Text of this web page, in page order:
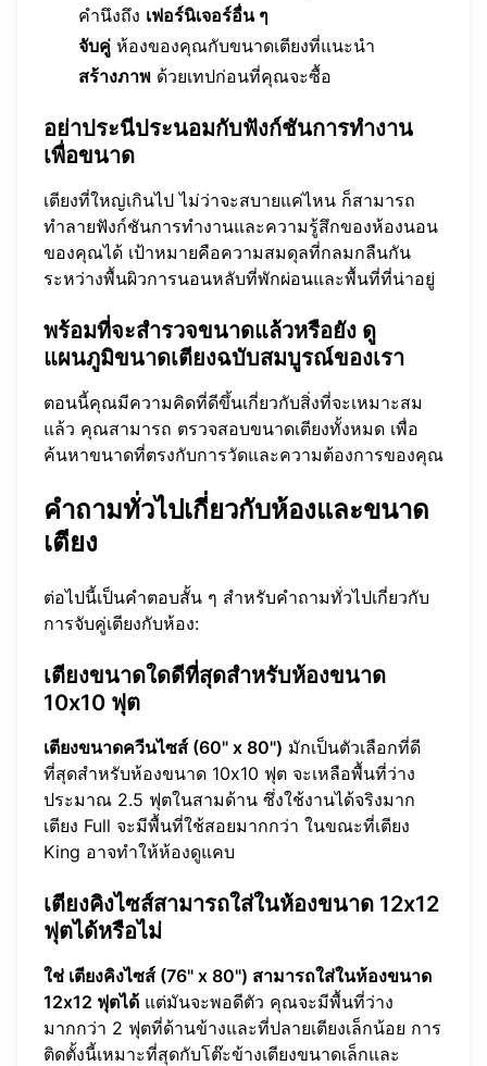
คำนึงถึง เฟอร์นิเจอร์อื่น ๆ
จับคู่ ห้องของคุณกับขนาดเตียงที่แนะนำ
สร้างภาพ ด้วยเทปก่อนที่คุณจะซื้อ
อย่าประนีประนอมกับฟังก์ชันการทำงาน
เพื่อขนาด
เตียงที่ใหญ่เกินไป ไม่ว่าจะสบายแค่ไหน ก็สามารถ
ทำลายฟังก์ชันการทำงานและความรู้สึกของห้องนอน
ของคุณได้ เป้าหมายคือความสมดุลที่กลมกลืนกัน
ระหว่างพื้นผิวการนอนหลับที่พักผ่อนและพื้นที่ที่น่าอยู่
พร้อมที่จะสำรวจขนาดแล้วหรือยัง ดู
แผนภูมิขนาดเตียงฉบับสมบูรณ์ของเรา
ตอนนี้คุณมีความคิดที่ดีขึ้นเกี่ยวกับสิ่งที่จะเหมาะสม
แล้ว คุณสามารถ ตรวจสอบขนาดเตียงทั้งหมด เพื่อ
ค้นหาขนาดที่ตรงกับการวัดและความต้องการของคุณ
คำถามทั่วไปเกี่ยวกับห้องและขนาด
เตียง
ต่อไปนี้เป็นคำตอบสั้น ๆ สำหรับคำถามทั่วไปเกี่ยวกับ
การจับคู่เตียงกับห้อง:
เตียงขนาดใดดีที่สุดสำหรับห้องขนาด
10x10 ฟุต
เตียงขนาดควีนไซส์ (60" x 80") มักเป็นตัวเลือกที่ดี
ที่สุดสำหรับห้องขนาด 10x10 ฟุต จะเหลือพื้นที่ว่าง
ประมาณ 2.5 ฟุตในสามด้าน ซึ่งใช้งานได้จริงมาก
เตียง Full จะมีพื้นที่ใช้สอยมากกว่า ในขณะที่เตียง
King อาจทำให้ห้องดูแคบ
เตียงคิงไซส์สามารถใส่ในห้องขนาด 12x12
ฟุตได้หรือไม่
ใช่ เตียงคิงไซส์ (76" x 80") สามารถใส่ในห้องขนาด
12x12 ฟุตได้ แต่มันจะพอดีตัว คุณจะมีพื้นที่ว่าง
มากกว่า 2 ฟุตที่ด้านข้างและที่ปลายเตียงเล็กน้อย การ
ติดตั้งนี้เหมาะที่สุดกับโต๊ะข้างเตียงขนาดเล็กและ